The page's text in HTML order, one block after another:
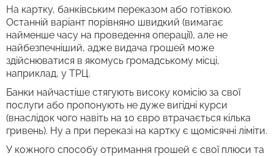
На картку, банківським переказом або готівкою.
Останній варіант порівняно швидкий (вимагає
найменше часу на проведення операції), але не
найбезпечніший, адже видача грошей може
здійснюватися в якомусь громадському місці,
наприклад, у ТРЦ.
Банки найчастіше стягують високу комісію за свої
послуги або пропонують не дуже вигідні курси
(внаслідок чого навіть на 10 євро втрачається кілька
гривень). Ну а при переказі на картку є щомісячні ліміти.
У кожного способу отримання грошей є свої плюси та